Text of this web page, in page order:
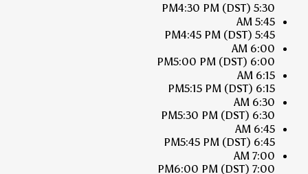
5:30 PM
4:30 PM (DST)
5:45 AM
5:45 PM
4:45 PM (DST)
6:00 AM
6:00 PM
5:00 PM (DST)
6:15 AM
6:15 PM
5:15 PM (DST)
6:30 AM
6:30 PM
5:30 PM (DST)
6:45 AM
6:45 PM
5:45 PM (DST)
7:00 AM
7:00 PM
6:00 PM (DST)